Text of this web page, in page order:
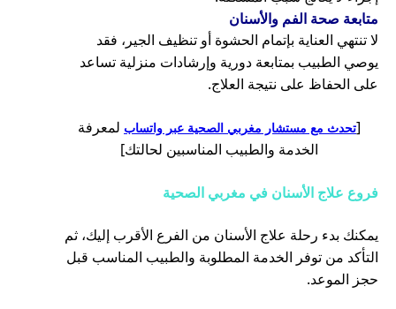
متابعة صحة الفم والأسنان
لا تنتهي العناية بإتمام الحشوة أو تنظيف الجير، فقد
يوصي الطبيب بمتابعة دورية وإرشادات منزلية تساعد
على الحفاظ على نتيجة العلاج.
[تحدث مع مستشار مغربي الصحية عبر واتساب لمعرفة
الخدمة والطبيب المناسبين لحالتك]
فروع علاج الأسنان في مغربي الصحية
يمكنك بدء رحلة علاج الأسنان من الفرع الأقرب إليك، ثم
التأكد من توفر الخدمة المطلوبة والطبيب المناسب قبل
حجز الموعد.